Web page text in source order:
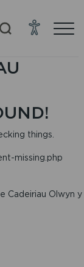
things.
missing.php
Cadeiriau Olwyn y